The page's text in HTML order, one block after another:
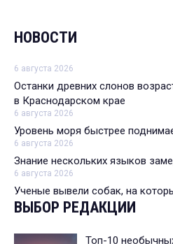
НОВОСТИ
6 августа 2026
Останки древних слонов
в Краснодарском крае
6 августа 2026
Уровень моря быстрее
6 августа 2026
Знание нескольких языков
6 августа 2026
Ученые вывели собак, на
ВЫБОР РЕДАКЦИИ
Топ-10